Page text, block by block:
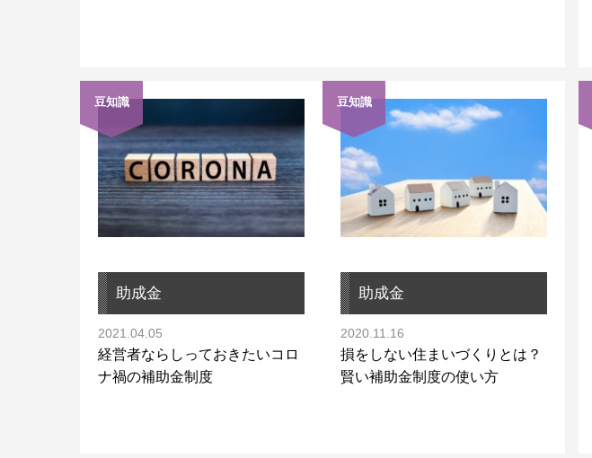
豆知識
助成金
2021.04.05
経営者ならしっておきたいコロ
ナ禍の補助金制度
豆知識
助成金
2020.11.16
損をしない住まいづくりとは？
賢い補助金制度の使い方